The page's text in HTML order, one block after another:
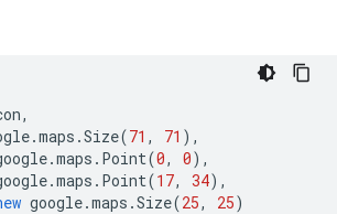
,
.maps .Size(71 , 71 ),
.maps . Point(0, 0),
.maps . Point(17, 34),
google.maps .Size(25, 25)